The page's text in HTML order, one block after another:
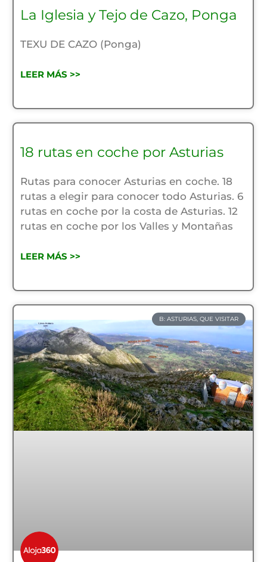
La Iglesia y Tejo de Cazo, Ponga
TEXU DE CAZO (Ponga)
LEER MÁS >>
18 rutas en coche por Asturias
Rutas para conocer Asturias en coche. 18
rutas a elegir para conocer todo Asturias. 6
rutas en coche por la costa de Asturias. 12
rutas en coche por los Valles y Montañas
LEER MÁS >>
B: ASTURIAS, QUE VISITAR